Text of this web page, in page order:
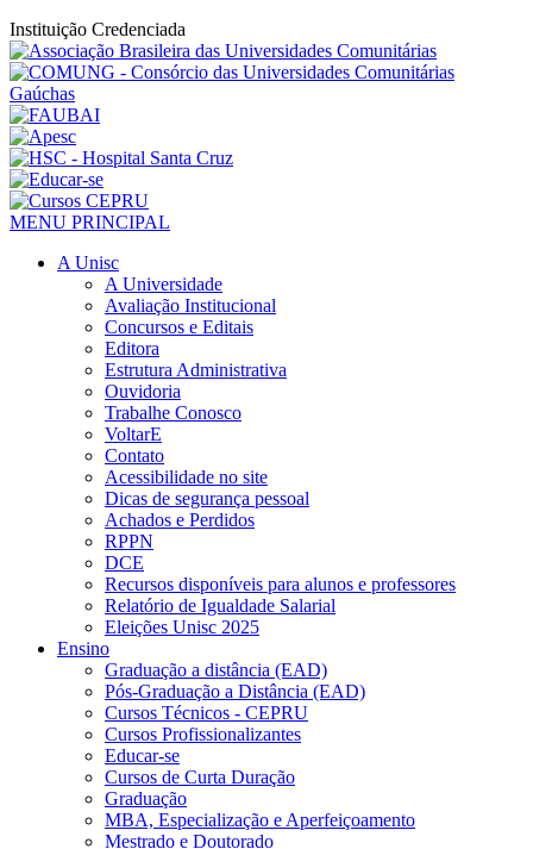
Instituição Credenciada
MENU PRINCIPAL
A Unisc
A Universidade
Avaliação Institucional
Concursos e Editais
Editora
Estrutura Administrativa
Ouvidoria
Trabalhe Conosco
VoltarE
Contato
Acessibilidade no site
Dicas de segurança pessoal
Achados e Perdidos
RPPN
DCE
Recursos disponíveis para alunos e professores
Relatório de Igualdade Salarial
Eleições Unisc 2025
Ensino
Graduação a distância (EAD)
Pós-Graduação a Distância (EAD)
Cursos Técnicos - CEPRU
Cursos Profissionalizantes
Educar-se
Cursos de Curta Duração
Graduação
MBA, Especialização e Aperfeiçoamento
Mestrado e Doutorado